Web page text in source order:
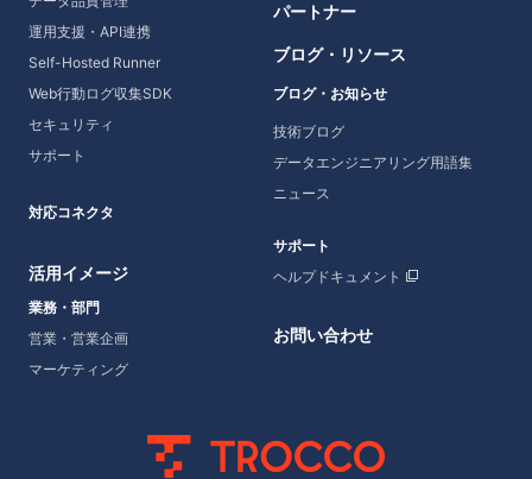
運用支援・API連携
Self-Hosted Runner
Web行動ログ収集SDK
セキュリティ
サポート
対応コネクタ
活用イメージ
業務・部門
営業・営業企画
マーケティング
パートナー
ブログ・リソース
ブログ・お知らせ
技術ブログ
データエンジニアリング用語集
ニュース
サポート
ヘルプドキュメント
お問い合わせ